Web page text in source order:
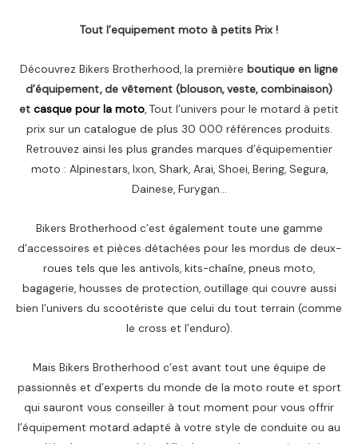
Tout l’equipement moto à petits Prix !
Découvrez Bikers Brotherhood, la première boutique en ligne
d’équipement, de vêtement (blouson, veste, combinaison)
et casque pour la moto, Tout l’univers pour le motard à petit
prix sur un catalogue de plus 30 000 références produits.
Retrouvez ainsi les plus grandes marques d’équipementier
moto : Alpinestars, Ixon, Shark, Arai, Shoei, Bering, Segura,
Dainese, Furygan…
Bikers Brotherhood c’est également toute une gamme
d’accessoires et pièces détachées pour les mordus de deux-
roues tels que les antivols, kits-chaîne, pneus moto,
bagagerie, housses de protection, outillage qui couvre aussi
bien l’univers du scootériste que celui du tout terrain (comme
le cross et l’enduro).
Mais Bikers Brotherhood c’est avant tout une équipe de
passionnés et d’experts du monde de la moto route et sport
qui sauront vous conseiller à tout moment pour vous offrir
l’équipement motard adapté à votre style de conduite ou au